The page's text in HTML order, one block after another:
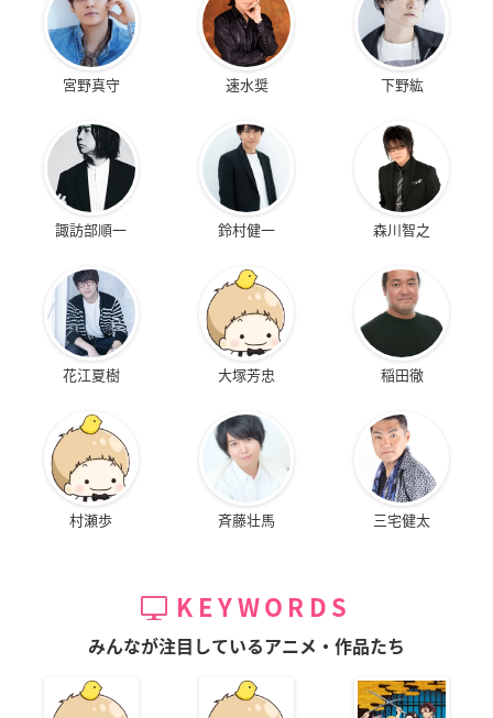
宮野真守 速水奨 下野紘
諏訪部順一 鈴村健一 森川智之
花江夏樹 大塚芳忠 稲田徹
村瀬歩 斉藤壮馬 三宅健太
KEYWORDS
みんなが注目しているアニメ・作品たち